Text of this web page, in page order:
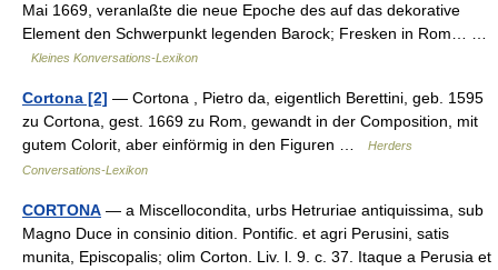
Mai 1669, veranlaßte die neue Epoche des auf das dekorative
Element den Schwerpunkt legenden Barock; Fresken in Rom… …
Kleines Konversations-Lexikon
Cortona [2] — Cortona , Pietro da, eigentlich Berettini, geb. 1595
zu Cortona, gest. 1669 zu Rom, gewandt in der Composition, mit
gutem Colorit, aber einförmig in den Figuren …
Herders
Conversations-Lexikon
CORTONA — a Miscellocondita, urbs Hetruriae antiquissima, sub
Magno Duce in consinio dition. Pontific. et agri Perusini, satis
munita, Episcopalis; olim Corton. Liv. l. 9. c. 37. Itaque a Perusia et